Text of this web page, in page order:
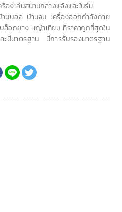
รื่องเล่นสนามกลางแจ้งและในร่ม
านบอล บ้านลม เครื่องออกกำลังกาย
ล็อกยาง หญ้าเทียม ที่ราคาถูกที่สุดใน
มีมาตรฐาน มีการรับรองมาตรฐาน